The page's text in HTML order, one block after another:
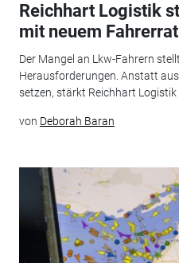
Reichhart Logistik
mit neuem Fahrerrat
Der Mangel an Lkw-Fahrern
Herausforderungen. Anstatt
setzen, stärkt Reichhart Logistik
von Deborah Baran